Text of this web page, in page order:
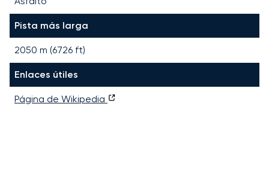
Pista más larga
2050 m (6726 ft)
Enlaces útiles
Página de Wikipedia